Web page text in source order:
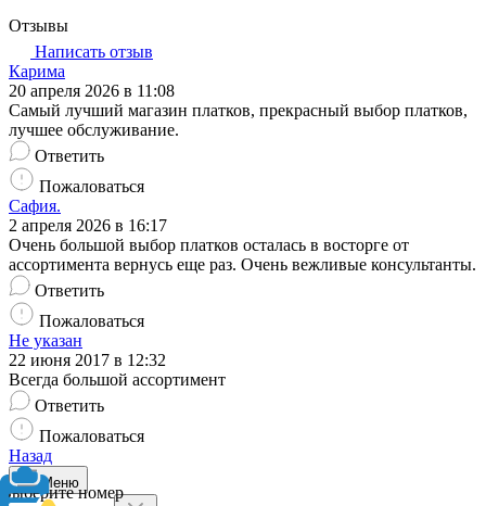
Отзывы
Написать отзыв
Карима
20 апреля 2026 в 11:08
Самый лучший магазин платков, прекрасный выбор платков,
лучшее обслуживание.
Ответить
Пожаловаться
Сафия.
2 апреля 2026 в 16:17
Очень большой выбор платков осталась в восторге от
ассортимента вернусь еще раз. Очень вежливые консультанты.
Ответить
Пожаловаться
Не указан
22 июня 2017 в 12:32
Всегда большой ассортимент
Ответить
Пожаловаться
Назад
Выберите номер
Меню